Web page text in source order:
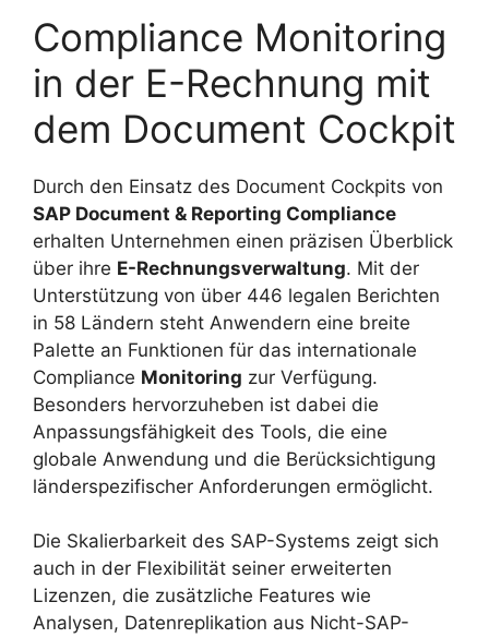
Compliance Monitoring
in der E-Rechnung mit
dem Document Cockpit
Durch den Einsatz des Document Cockpits von
SAP Document & Reporting Compliance
erhalten Unternehmen einen präzisen Überblick
über ihre E-Rechnungsverwaltung. Mit der
Unterstützung von über 446 legalen Berichten
in 58 Ländern steht Anwendern eine breite
Palette an Funktionen für das internationale
Compliance Monitoring zur Verfügung.
Besonders hervorzuheben ist dabei die
Anpassungsfähigkeit des Tools, die eine
globale Anwendung und die Berücksichtigung
länderspezifischer Anforderungen ermöglicht.
Die Skalierbarkeit des SAP-Systems zeigt sich
auch in der Flexibilität seiner erweiterten
Lizenzen, die zusätzliche Features wie
Analysen, Datenreplikation aus Nicht-SAP-